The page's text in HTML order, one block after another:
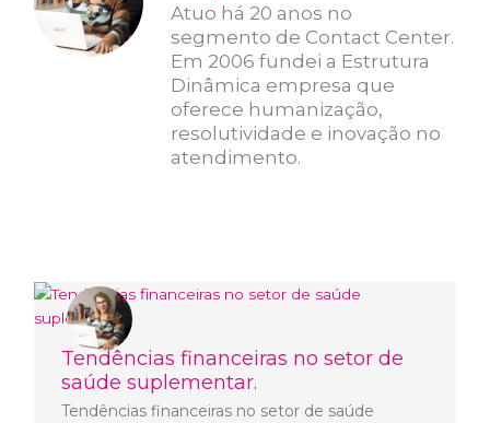
Atuo há 20 anos no
segmento de Contact Center.
Em 2006 fundei a Estrutura
Dinâmica empresa que
oferece humanização,
resolutividade e inovação no
atendimento.
Tendências financeiras no setor de
saúde suplementar.
Tendências financeiras no setor de saúde